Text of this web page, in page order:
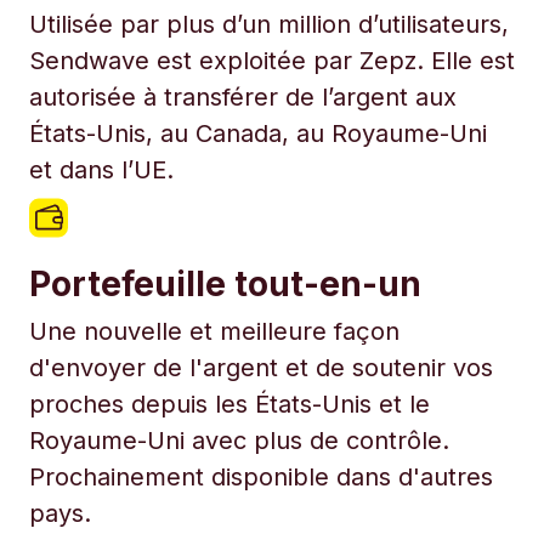
Utilisée par plus d’un million d’utilisateurs,
Sendwave est exploitée par Zepz. Elle est
autorisée à transférer de l’argent aux
États-Unis, au Canada, au Royaume-Uni
et dans l’UE.
Portefeuille tout-en-un
Une nouvelle et meilleure façon
d'envoyer de l'argent et de soutenir vos
proches depuis les États-Unis et le
Royaume-Uni avec plus de contrôle.
Prochainement disponible dans d'autres
pays.